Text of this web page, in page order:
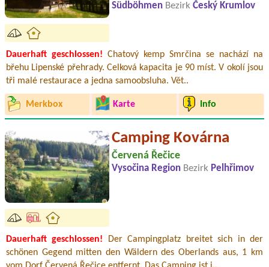
Südböhmen Bezirk Český Krumlov
Dauerhaft geschlossen! Chatový kemp Smrčina se nachází na
břehu Lipenské přehrady. Celková kapacita je 90 míst. V okolí jsou
tři malé restaurace a jedna samoobsluha. Vět..
Merkbox Karte Info
Camping Kovárna
Červená Řečice
Vysočina Region Bezirk Pelhřimov
Dauerhaft geschlossen! Der Campingplatz breitet sich in der
schönen Gegend mitten den Wäldern des Oberlands aus, 1 km